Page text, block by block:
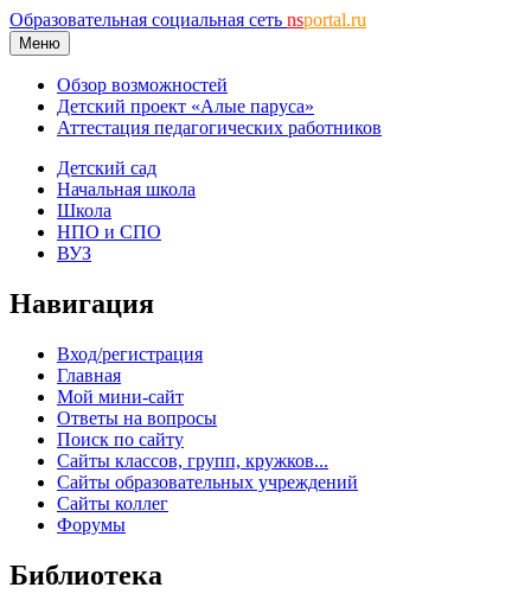
Образовательная социальная сеть nsportal.ru
Меню
Обзор возможностей
Детский проект «Алые паруса»
Аттестация педагогических работников
Детский сад
Начальная школа
Школа
НПО и СПО
ВУЗ
Навигация
Вход/регистрация
Главная
Мой мини-сайт
Ответы на вопросы
Поиск по сайту
Сайты классов, групп, кружков...
Сайты образовательных учреждений
Сайты коллег
Форумы
Библиотека